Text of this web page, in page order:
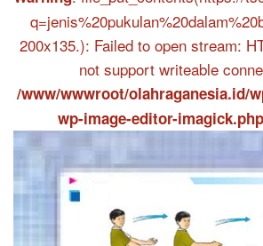
200x135.): Failed to open stream:
not support writeable
/www/wwwroot/olahraganesia.id/
wp-image-editor-imagick.php